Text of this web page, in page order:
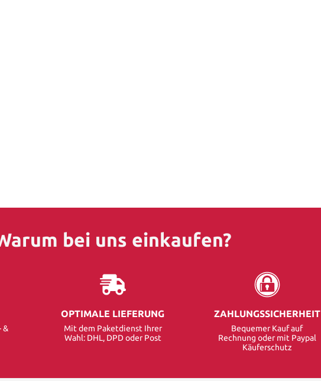
bei uns einkaufen?
&
OPTIMALE LIEFERUNG
Mit dem Paketdienst Ihrer
Wahl: DHL, DPD oder Post
ZAHLUNGSSICHERHEIT
Bequemer Kauf auf
Rechnung oder mit Paypal
Käuferschutz